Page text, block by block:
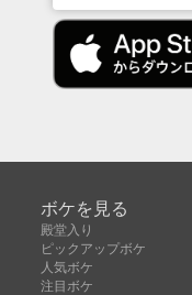
ボケを見る
殿堂入り
ピックアップボケ
人気ボケ
注目ボケ